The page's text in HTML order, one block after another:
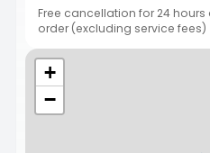
Free cancellation for 24
order (excluding service fees)
+
−